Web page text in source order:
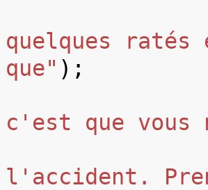
quelques
que" );
c'est que
l'accident.